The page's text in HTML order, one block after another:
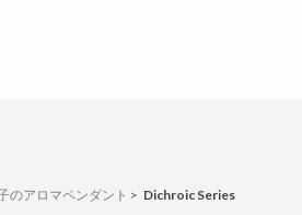
のアロマペンダント Dichroic Series